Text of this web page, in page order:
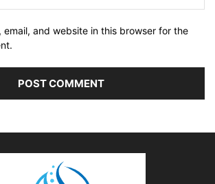
email, and website in this browser for the